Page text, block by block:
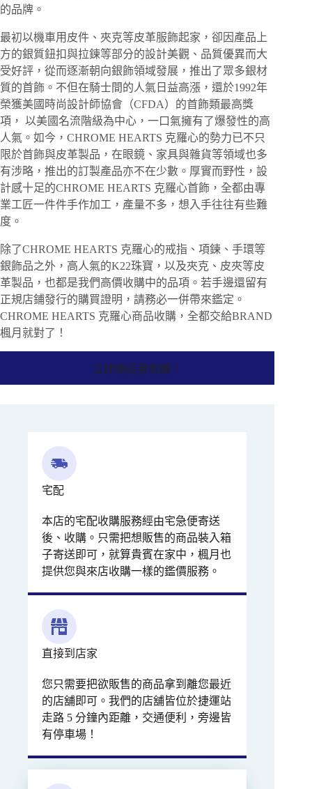
的品牌。
最初以機車用皮件、夾克等皮革服飾起家，卻因產品上
方的銀質鈕扣與拉鍊等部分的設計美觀、品質優異而大
受好評，從而逐漸朝向銀飾領域發展，推出了眾多銀材
質的首飾。不但在騎士間的人氣日益高漲，還於1992年
榮獲美國時尚設計師協會（CFDA）的首飾類最高獎
項， 以美國名流階級為中心，一口氣擁有了爆發性的高
人氣。如今，CHROME HEARTS 克羅心的勢力已不只
限於首飾與皮革製品，在眼鏡、家具與雜貨等領域也多
有涉略，推出的訂製產品亦不在少數。厚實而野性，設
計感十足的CHROME HEARTS 克羅心首飾，全都由專
業工匠一件件手作加工，產量不多，想入手往往有些難
度。
除了CHROME HEARTS 克羅心的戒指、項鍊、手環等
銀飾品之外，高人氣的K22珠寶，以及夾克、皮夾等皮
革製品，也都是我們高價收購中的品項。若手邊還留有
正規店鋪發行的購買證明，請務必一併帶來鑑定。
CHROME HEARTS 克羅心商品收購，全都交給BRAND
楓月就對了！
立即請店家收購！
宅配
本店的宅配收購服務經由宅急便寄送
後、收購。只需把想販售的商品裝入箱
子寄送即可，就算貴賓在家中，楓月也
提供您與來店收購一樣的鑑價服務。
直接到店家
您只需要把欲販售的商品拿到離您最近
的店舖即可。我們的店舖皆位於捷運站
走路 5 分鐘內距離，交通便利，旁邊皆
有停車場！